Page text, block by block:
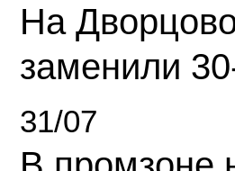
На
заменили
31/07